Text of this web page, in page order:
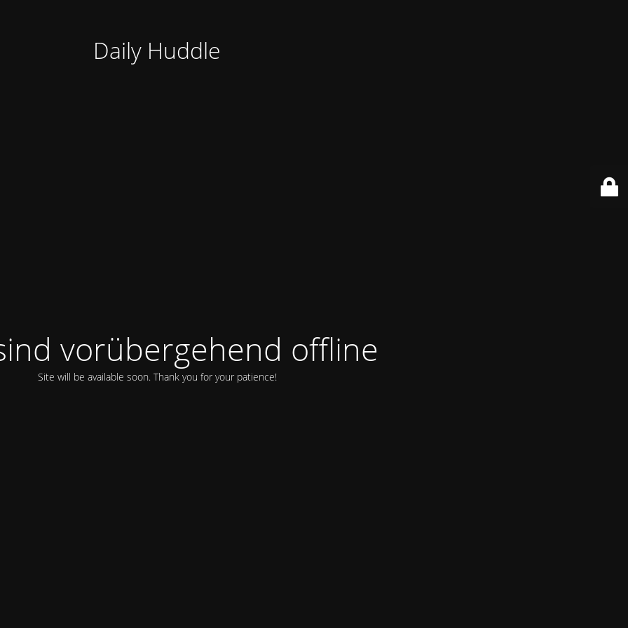
Daily Huddle
vorübergehend offline
Site will be available soon. Thank you for your patience!